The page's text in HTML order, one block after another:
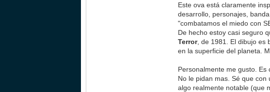
Este ova está claramente
desarrollo, personajes,
"combatamos el miedo con
De hecho estoy casi seguro
Terror, de 1981. El dibujo es
en la superficie del planeta.
Personalmente me gusto. Es
No le pidan mas. Sé que
algo realmente notable (que